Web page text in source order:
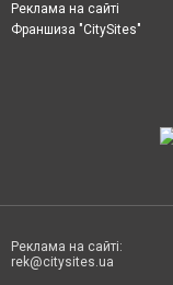
Реклама на сайті
Франшиза "CitySites"
Реклама на сайті:
rek@citysites.ua